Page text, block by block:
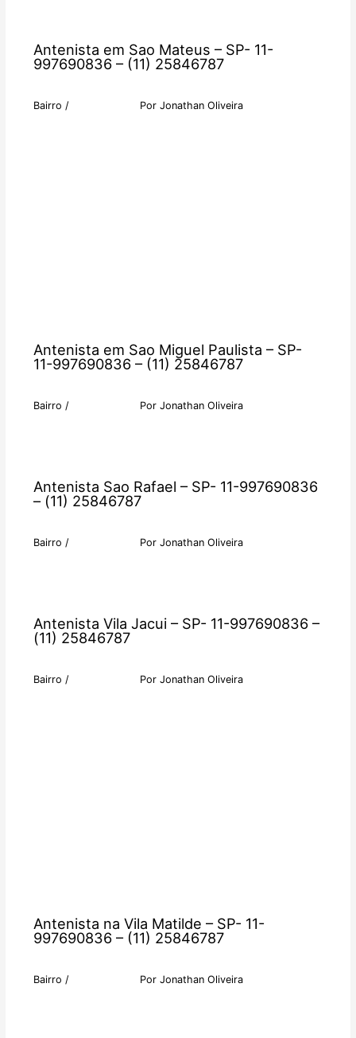
Antenista em Sao Mateus – SP- 11-
997690836 – (11) 25846787
Bairro / Por Jonathan Oliveira
Antenista em Sao Miguel Paulista – SP-
11-997690836 – (11) 25846787
Bairro / Por Jonathan Oliveira
Antenista Sao Rafael – SP- 11-997690836
– (11) 25846787
Bairro / Por Jonathan Oliveira
Antenista Vila Jacui – SP- 11-997690836 –
(11) 25846787
Bairro / Por Jonathan Oliveira
Antenista na Vila Matilde – SP- 11-
997690836 – (11) 25846787
Bairro / Por Jonathan Oliveira